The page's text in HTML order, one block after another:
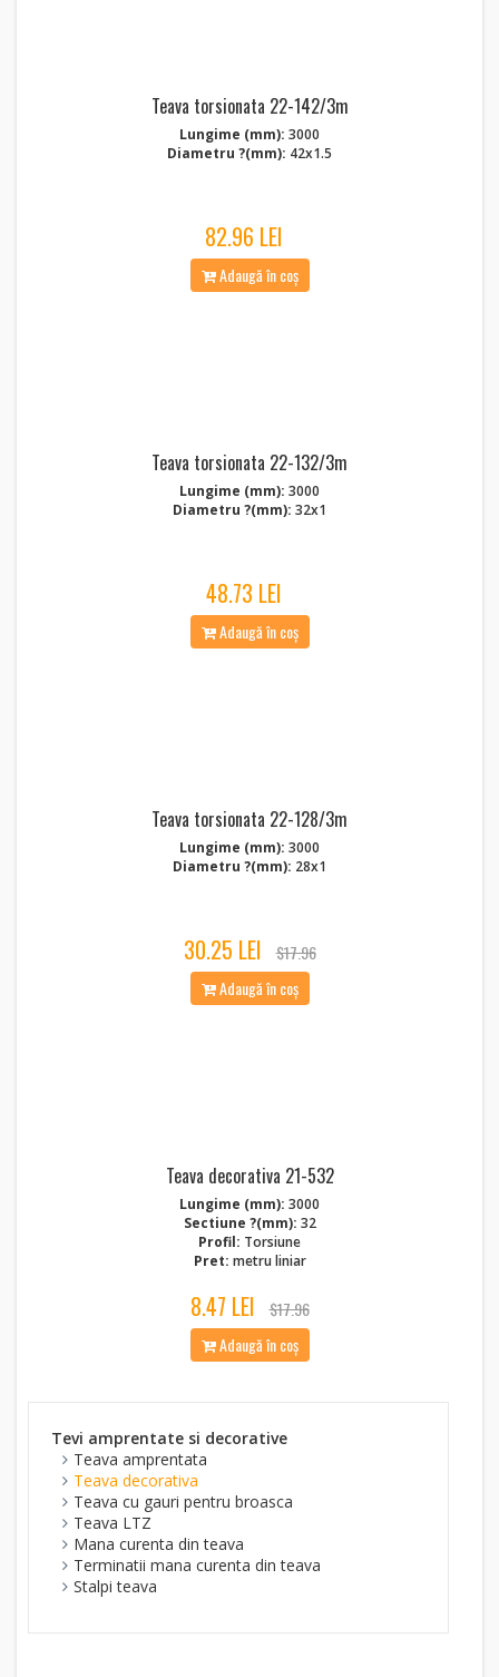
Teava torsionata 22-142/3m
Lungime (mm): 3000
Diametru ?(mm): 42x1.5
82.96 LEI
Adaugă în coș
Teava torsionata 22-132/3m
Lungime (mm): 3000
Diametru ?(mm): 32x1
48.73 LEI
Adaugă în coș
Teava torsionata 22-128/3m
Lungime (mm): 3000
Diametru ?(mm): 28x1
30.25 LEI
$17.96
Adaugă în coș
Teava decorativa 21-532
Lungime (mm): 3000
Sectiune ?(mm): 32
Profil: Torsiune
Pret: metru liniar
8.47 LEI
$17.96
Adaugă în coș
Tevi amprentate si decorative
Teava amprentata
Teava decorativa
Teava cu gauri pentru broasca
Teava LTZ
Mana curenta din teava
Terminatii mana curenta din teava
Stalpi teava